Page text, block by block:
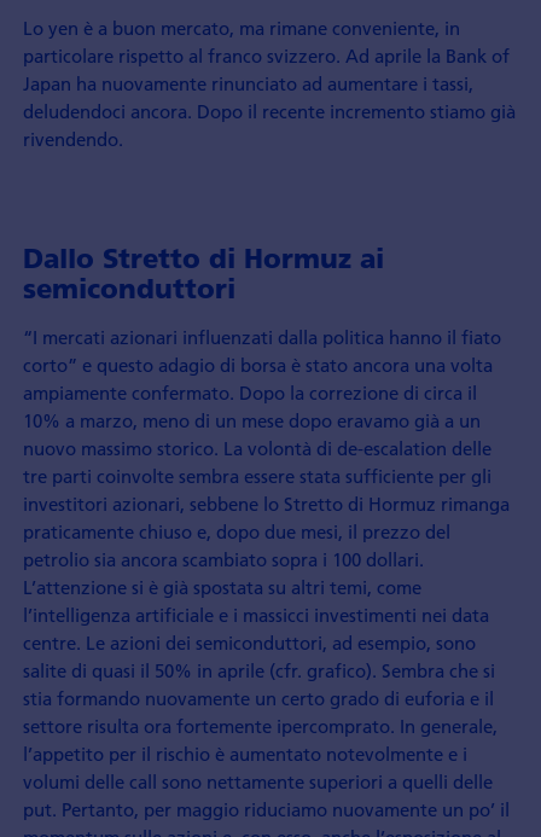
Lo yen è a buon mercato, ma rimane conveniente, in
particolare rispetto al franco svizzero. Ad aprile la Bank of
Japan ha nuovamente rinunciato ad aumentare i tassi,
deludendoci ancora. Dopo il recente incremento stiamo già
rivendendo.
Dallo Stretto di Hormuz ai
semiconduttori
“I mercati azionari influenzati dalla politica hanno il fiato
corto” e questo adagio di borsa è stato ancora una volta
ampiamente confermato. Dopo la correzione di circa il
10% a marzo, meno di un mese dopo eravamo già a un
nuovo massimo storico. La volontà di de-escalation delle
tre parti coinvolte sembra essere stata sufficiente per gli
investitori azionari, sebbene lo Stretto di Hormuz rimanga
praticamente chiuso e, dopo due mesi, il prezzo del
petrolio sia ancora scambiato sopra i 100 dollari.
L’attenzione si è già spostata su altri temi, come
l’intelligenza artificiale e i massicci investimenti nei data
centre. Le azioni dei semiconduttori, ad esempio, sono
salite di quasi il 50% in aprile (cfr. grafico). Sembra che si
stia formando nuovamente un certo grado di euforia e il
settore risulta ora fortemente ipercomprato. In generale,
l’appetito per il rischio è aumentato notevolmente e i
volumi delle call sono nettamente superiori a quelli delle
put. Pertanto, per maggio riduciamo nuovamente un po’ il